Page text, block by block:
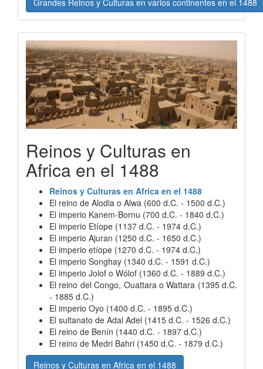
Reinos y Culturas en
Africa en el 1488
Reinos y Culturas en Africa en el 1488
El reino de Alodia o Alwa (600 d.C. - 1500 d.C.)
El imperio Kanem-Bornu (700 d.C. - 1840 d.C.)
El imperio Etíope (1137 d.C. - 1974 d.C.)
El imperio Ajuran (1250 d.C. - 1650 d.C.)
El imperio etíope (1270 d.C. - 1974 d.C.)
El imperio Songhay (1340 d.C. - 1591 d.C.)
El imperio Jolof o Wólof (1360 d.C. - 1889 d.C.)
El reino del Congo, Ouattara o Wattara (1395 d.C.
- 1885 d.C.)
El imperio Oyo (1400 d.C. - 1895 d.C.)
El sultanato de Adal Adel (1415 d.C. - 1526 d.C.)
El reino de Benín (1440 d.C. - 1897 d.C.)
El reino de Medri Bahri (1450 d.C. - 1879 d.C.)
Reinos y Culturas en Africa en el 1488